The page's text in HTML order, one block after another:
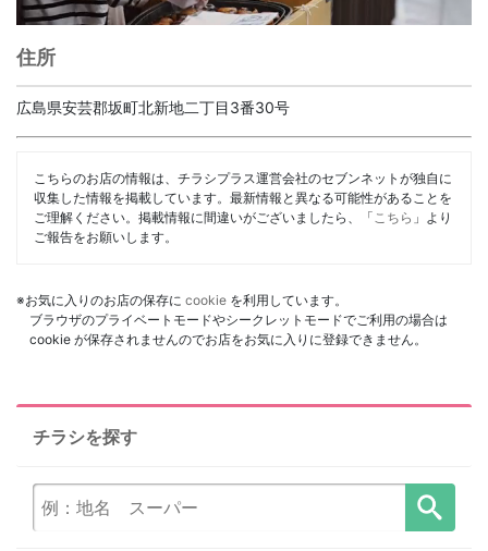
住所
広島県安芸郡坂町北新地二丁目3番30号
こちらのお店の情報は、チラシプラス運営会社のセブンネットが独自に
収集した情報を掲載しています。最新情報と異なる可能性があることを
ご理解ください。掲載情報に間違いがございましたら、「 こちら 」より
ご報告をお願いします。
※お気に入りのお店の保存に cookie を利用しています。
ブラウザのプライベートモードやシークレットモードでご利用の場合は
cookie が保存されませんのでお店をお気に入りに登録できません。
チラシを探す